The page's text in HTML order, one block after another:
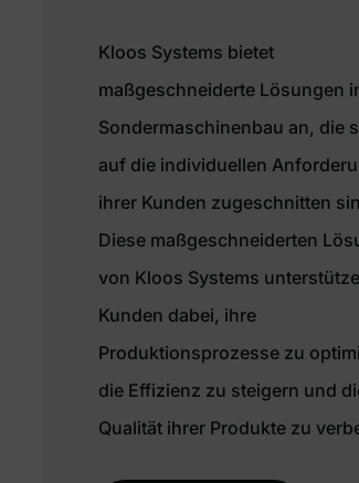
Kloos Systems bietet
maßgeschneiderte Lösungen
Sondermaschinenbau an, die
auf die individuellen
ihrer Kunden zugeschnitten
Diese maßgeschneiderten
von Kloos Systems
Kunden dabei, ihre
Produktionsprozesse zu
die Effizienz zu steigern und
Qualität ihrer Produkte zu